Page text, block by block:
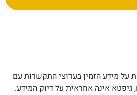
על מידע הזמין בערוצי התקשרות עם
גיפטא אינה אחראית על דיוק המידע.